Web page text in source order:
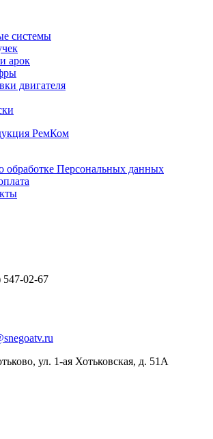
системы
арок
двигателя
РемКом
обработке Персональных данных
547-02-67
ул. 1-ая Хотьковская, д. 51А